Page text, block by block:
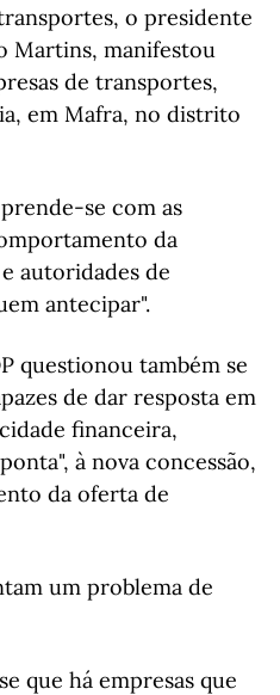
o presidente
Martins, manifestou
de transportes,
em Mafra, no distrito
se com as
da
autoridades de
antecipar".
questionou também se
de dar resposta em
financeira,
à nova concessão,
da oferta de
um problema de
que há empresas que